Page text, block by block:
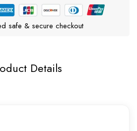
safe & secure checkout
Details